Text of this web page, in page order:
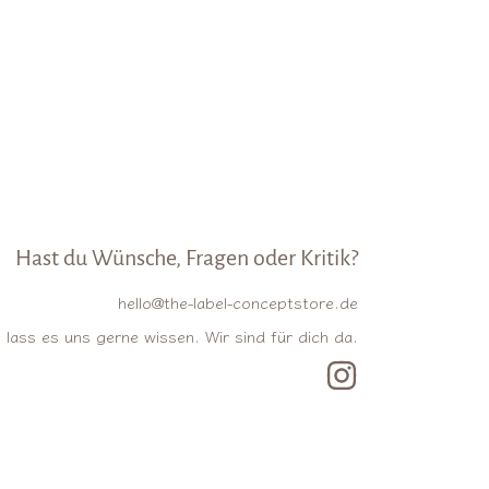
Hast du Wünsche, Fragen oder Kritik?
hello@the-label-conceptstore.de
lass es uns gerne wissen. Wir sind für dich da.